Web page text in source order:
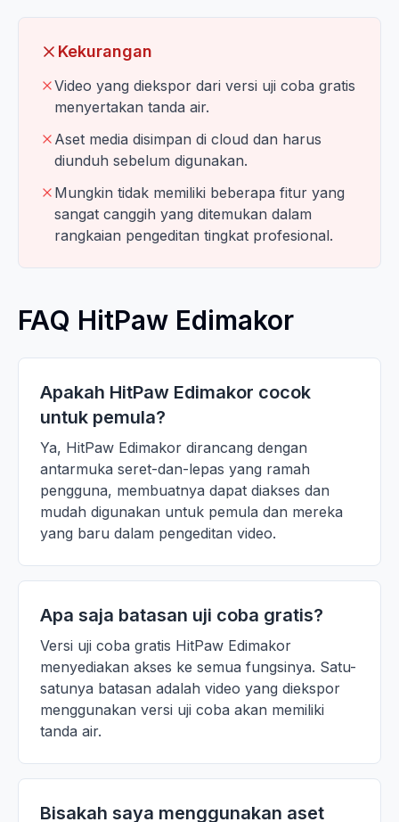
Kekurangan
Video yang diekspor dari versi uji coba gratis
menyertakan tanda air.
Aset media disimpan di cloud dan harus
diunduh sebelum digunakan.
Mungkin tidak memiliki beberapa fitur yang
sangat canggih yang ditemukan dalam
rangkaian pengeditan tingkat profesional.
FAQ HitPaw Edimakor
Apakah HitPaw Edimakor cocok
untuk pemula?
Ya, HitPaw Edimakor dirancang dengan
antarmuka seret-dan-lepas yang ramah
pengguna, membuatnya dapat diakses dan
mudah digunakan untuk pemula dan mereka
yang baru dalam pengeditan video.
Apa saja batasan uji coba gratis?
Versi uji coba gratis HitPaw Edimakor
menyediakan akses ke semua fungsinya. Satu-
satunya batasan adalah video yang diekspor
menggunakan versi uji coba akan memiliki
tanda air.
Bisakah saya menggunakan aset